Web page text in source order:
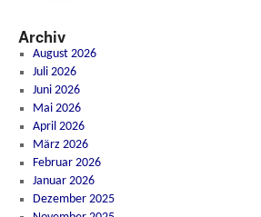
Archiv
August 2026
Juli 2026
Juni 2026
Mai 2026
April 2026
März 2026
Februar 2026
Januar 2026
Dezember 2025